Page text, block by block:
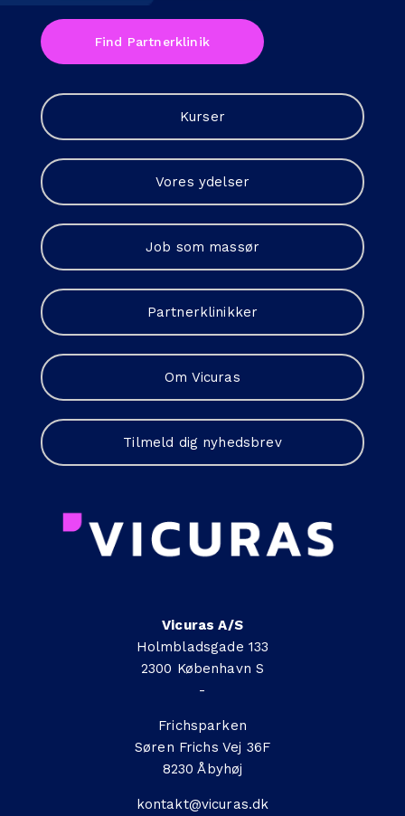
Find Partnerklinik
Kurser
Vores ydelser
Job som massør
Partnerklinikker
Om Vicuras
Tilmeld dig nyhedsbrev
Vicuras A/S
Holmbladsgade 133
2300 København S
-
Frichsparken
Søren Frichs Vej 36F
8230 Åbyhøj
kontakt@vicuras.dk